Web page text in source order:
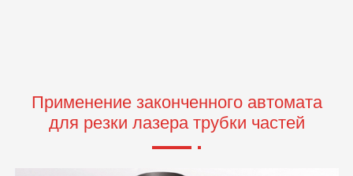
Применение законченного автомата
для резки лазера трубки частей